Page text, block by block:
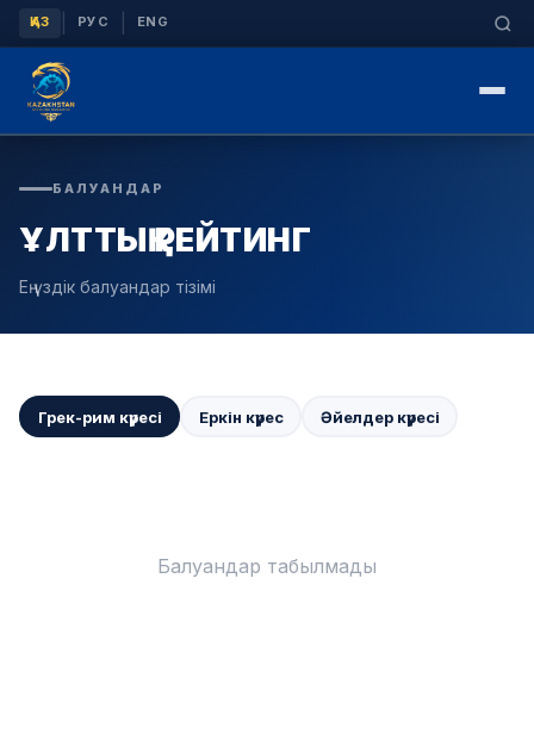
ҚАЗ РУС ENG
БАЛУАНДАР
ҰЛТТЫҚ РЕЙТИНГ
Ең үздік балуандар тізімі
Грек-рим күресі Еркін күрес Әйелдер күресі
Балуандар табылмады